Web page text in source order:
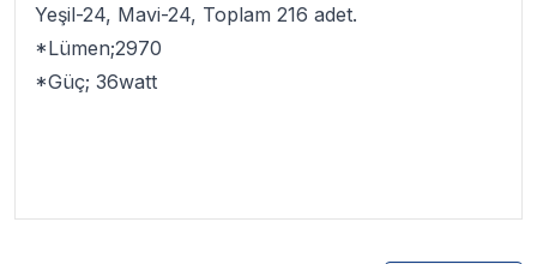
Yeşil-24, Mavi-24, Toplam 216 adet.
*Lümen;2970
*Güç; 36watt